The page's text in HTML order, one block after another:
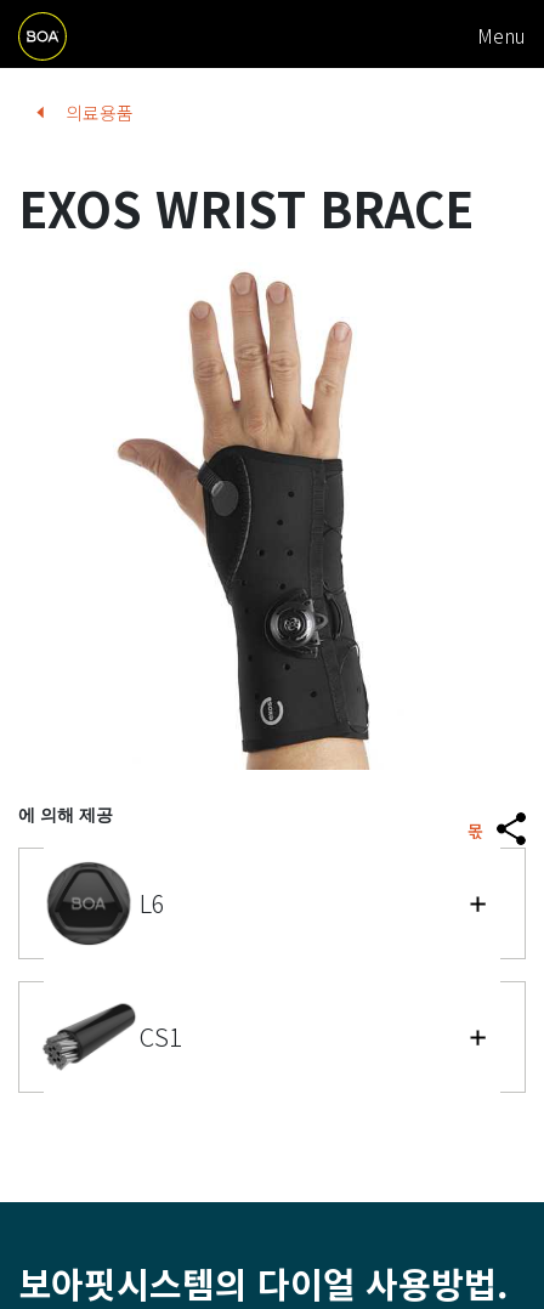
Skip to main content
A
N
A
I
G
A
T
I
O
N
Menu
Begin main content
의료용품
EXOS WRIST BRACE
몫
에 의해 제공
L6
CS1
보아핏시스템의 다이얼 사용방법.